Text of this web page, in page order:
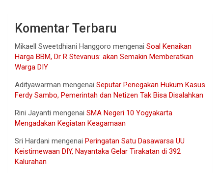
Komentar Terbaru
Mikaell Sweetdhiani Hanggoro mengenai Soal Kenaikan
Harga BBM, Dr R Stevanus: akan Semakin Memberatkan
Warga DIY
Adityawarman mengenai Seputar Penegakan Hukum Kasus
Ferdy Sambo, Pemerintah dan Netizen Tak Bisa Disalahkan
Rini Jayanti mengenai SMA Negeri 10 Yogyakarta
Mengadakan Kegiatan Keagamaan
Sri Hardani mengenai Peringatan Satu Dasawarsa UU
Keistimewaan DIY, Nayantaka Gelar Tirakatan di 392
Kalurahan